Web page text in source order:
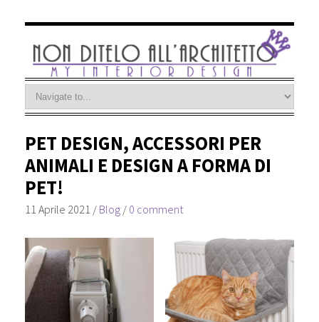
PET DESIGN, ACCESSORI PER
ANIMALI E DESIGN A FORMA DI
PET!
11 Aprile 2021 / Blog/ 0 comment